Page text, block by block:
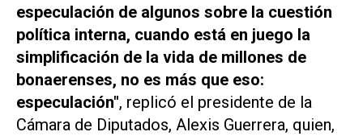
especulación de algunos sobre la cuestión
política interna, cuando está en juego la
simplificación de la vida de millones de
bonaerenses, no es más que eso:
especulación", replicó el presidente de la
Cámara de Diputados, Alexis Guerrera, quien,